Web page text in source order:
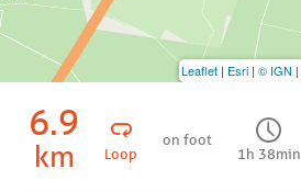
6.9
km Loop
on foot
1h 38min
Leaflet | Esri | © IGN |